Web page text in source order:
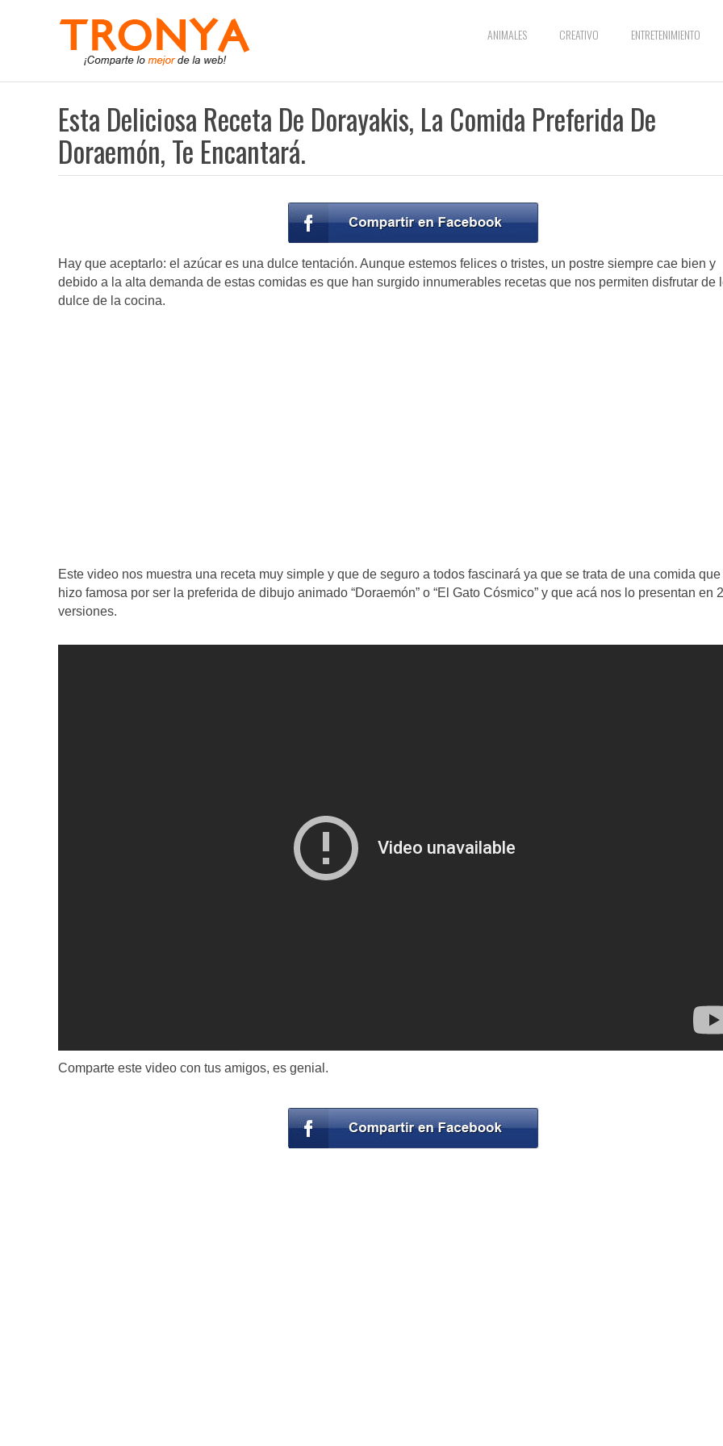
ANIMALES CREATIVO ENTRETENIMIENTO
Esta Deliciosa Receta De Dorayakis, La Comida Preferida De
Doraemón, Te Encantará.
Hay que aceptarlo: el azúcar es una dulce tentación. Aunque estemos felices o tristes, un postre siempre cae bien y
debido a la alta demanda de estas comidas es que han surgido innumerables recetas que nos permiten disfrutar de
dulce de la cocina.
Este video nos muestra una receta muy simple y que de seguro a todos fascinará ya que se trata de una comida que
hizo famosa por ser la preferida de dibujo animado “Doraemón” o “El Gato Cósmico” y que acá nos lo presentan en 2
versiones.
Comparte este video con tus amigos, es genial.